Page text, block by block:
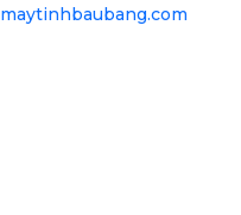
maytinhbaubang.com